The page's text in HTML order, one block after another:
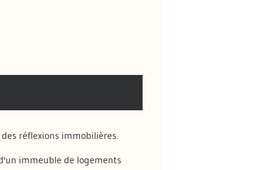
réflexions immobilières.
d'un immeuble de logements